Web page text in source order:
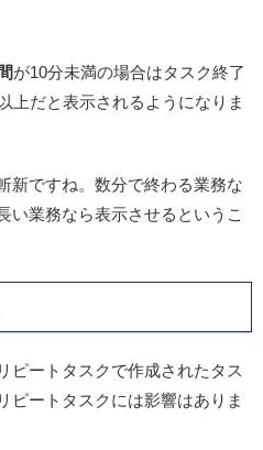
が10分未満の場合はタスク終了
上だと表示されるようになりま
新ですね。数分で終わる業務な
い業務なら表示させるというこ
ピートタスクで作成されたタス
ピートタスクには影響はありま